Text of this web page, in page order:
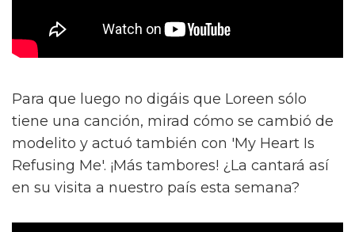
Para que luego no digáis que Loreen sólo
tiene una canción, mirad cómo se cambió de
modelito y actuó también con 'My Heart Is
Refusing Me'. ¡Más tambores! ¿La cantará así
en su visita a nuestro país esta semana?